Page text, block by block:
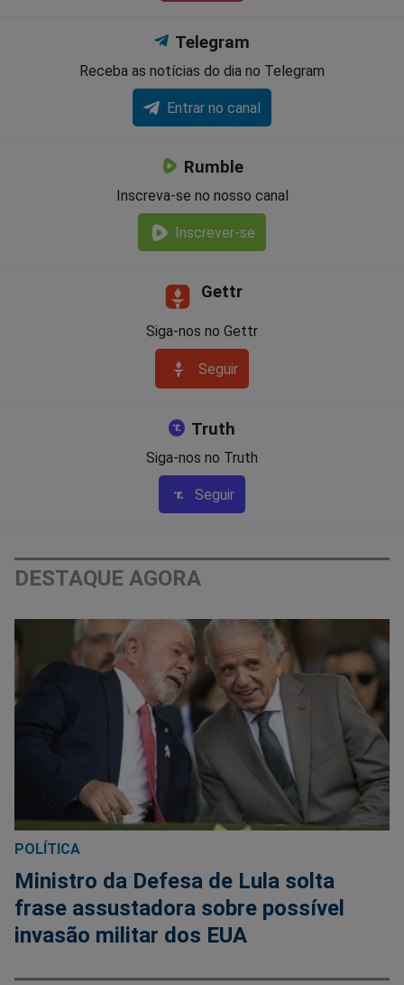
Telegram
Receba as notícias do dia no Telegram
Entrar no canal
Rumble
Inscreva-se no nosso canal
Inscrever-se
Gettr
Siga-nos no Gettr
Seguir
Truth
Siga-nos no Truth
Seguir
DESTAQUE AGORA
POLÍTICA
Ministro da Defesa de Lula solta
frase assustadora sobre possível
invasão militar dos EUA